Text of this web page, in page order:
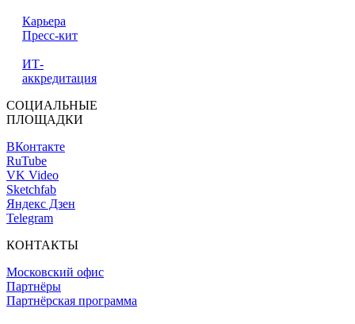
Карьера
Пресс-кит
ИТ-
аккредитация
СОЦИАЛЬНЫЕ
ПЛОЩАДКИ
ВКонтакте
RuTube
VK Video
Sketchfab
Яндекс Дзен
Telegram
КОНТАКТЫ
Московский офис
Партнёры
Партнёрская программа